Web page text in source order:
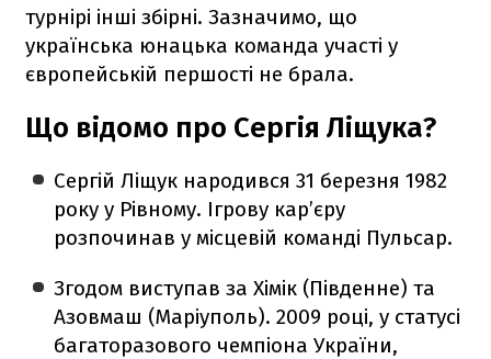
турнірі інші збірні. Зазначимо, що
українська юнацька команда участі у
європейській першості не брала.
Що відомо про Сергія Ліщука?
Сергій Ліщук народився 31 березня 1982
року у Рівному. Ігрову кар’єру
розпочинав у місцевій команді Пульсар.
Згодом виступав за Хімік (Південне) та
Азовмаш (Маріуполь). 2009 році, у статусі
багаторазового чемпіона України,